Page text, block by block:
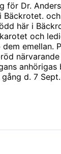
för Dr.
här i
och
emellan.
anhörigas
d. 7